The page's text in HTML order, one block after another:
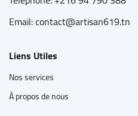
Email: contact@artisan619.tn
Liens Utiles
Nos services
À propos de nous